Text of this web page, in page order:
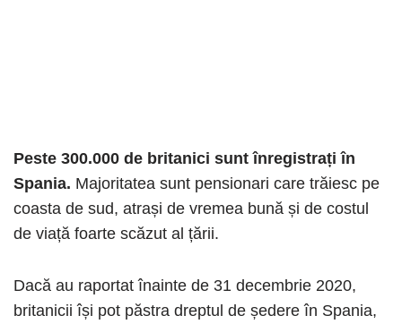
Peste 300.000 de britanici sunt înregistrați în
Spania. Majoritatea sunt pensionari care trăiesc pe
coasta de sud, atrași de vremea bună și de costul
de viață foarte scăzut al țării.
Dacă au raportat înainte de 31 decembrie 2020,
britanicii își pot păstra dreptul de ședere în Spania,